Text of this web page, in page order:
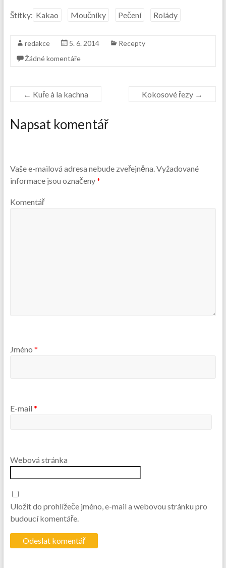
Štítky: Kakao Moučníky Pečení Rolády
redakce 5. 6. 2014
Recepty
Žádné komentáře
← Kuře à la kachna Kokosové řezy →
Napsat komentář
Vaše e-mailová adresa nebude zveřejněna.Vyžadované
informace jsou označeny*
Komentář
Jméno *
E-mail *
Webová stránka
Uložit do prohlížeče jméno, e-mail a webovou stránku pro
budoucí komentáře.